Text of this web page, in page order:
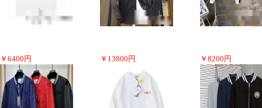
￥ 6400 円 ￥ 13800 円 ￥ 8200 円